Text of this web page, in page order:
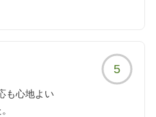
hotel/voice/28258?
5
も心地よい